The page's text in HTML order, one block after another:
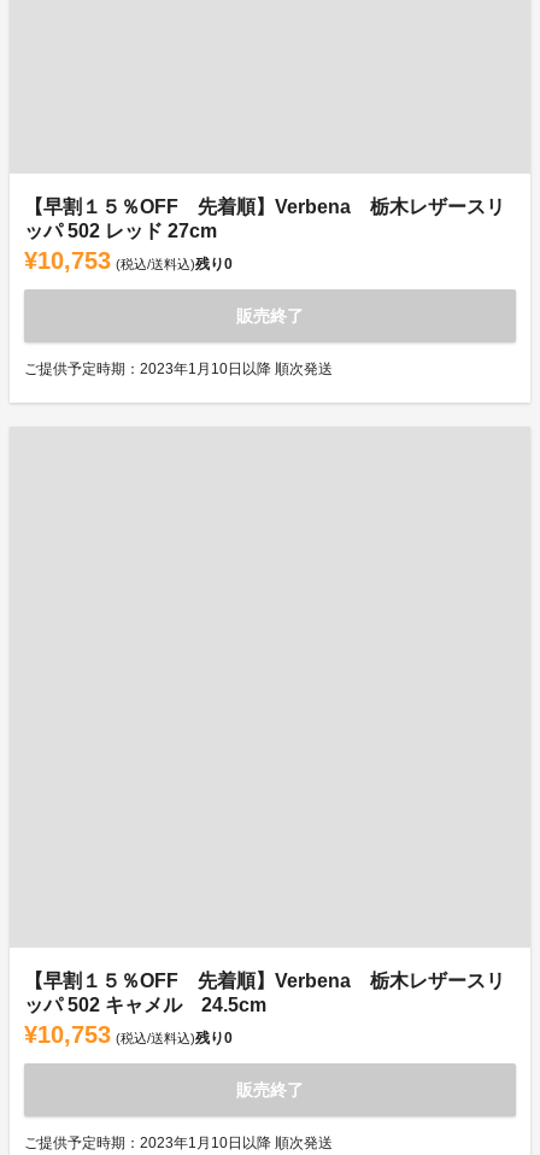
【早割１５％OFF 先着順】Verbena 栃木レザースリ
ッパ 502 レッド 27cm
¥10,753 (税込/送料込)残り0
販売終了
ご提供予定時期：2023年1月10日以降 順次発送
【早割１５％OFF 先着順】Verbena 栃木レザースリ
ッパ 502 キャメル 24.5cm
¥10,753 (税込/送料込)残り0
販売終了
ご提供予定時期：2023年1月10日以降 順次発送